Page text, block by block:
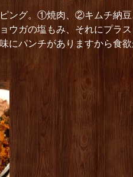
ング。①焼肉、②キムチ納
ウガの塩もみ、それにプラ
にパンチがありますから食